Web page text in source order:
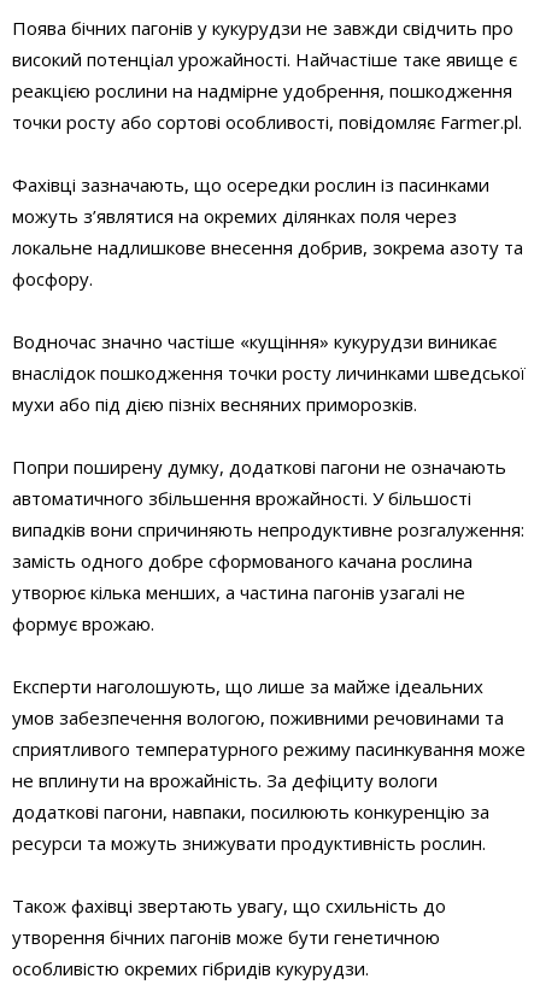
Поява бічних пагонів у кукурудзи не завжди свідчить про
високий потенціал урожайності. Найчастіше таке явище є
реакцією рослини на надмірне удобрення, пошкодження
точки росту або сортові особливості, повідомляє Farmer.pl.
Фахівці зазначають, що осередки рослин із пасинками
можуть з’являтися на окремих ділянках поля через
локальне надлишкове внесення добрив, зокрема азоту та
фосфору.
Водночас значно частіше «кущіння» кукурудзи виникає
внаслідок пошкодження точки росту личинками шведської
мухи або під дією пізніх весняних приморозків.
Попри поширену думку, додаткові пагони не означають
автоматичного збільшення врожайності. У більшості
випадків вони спричиняють непродуктивне розгалуження:
замість одного добре сформованого качана рослина
утворює кілька менших, а частина пагонів узагалі не
формує врожаю.
Експерти наголошують, що лише за майже ідеальних
умов забезпечення вологою, поживними речовинами та
сприятливого температурного режиму пасинкування може
не вплинути на врожайність. За дефіциту вологи
додаткові пагони, навпаки, посилюють конкуренцію за
ресурси та можуть знижувати продуктивність рослин.
Також фахівці звертають увагу, що схильність до
утворення бічних пагонів може бути генетичною
особливістю окремих гібридів кукурудзи.